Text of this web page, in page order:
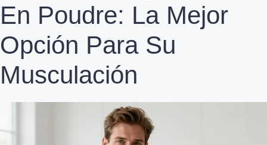
En Poudre: La Mejor
Opción Para Su
Musculación